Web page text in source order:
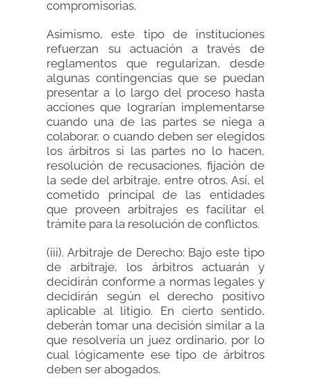
compromisorias.
Asimismo, este tipo de instituciones
refuerzan su actuación a través de
reglamentos que regularizan, desde
algunas contingencias que se puedan
presentar a lo largo del proceso hasta
acciones que lograrían implementarse
cuando una de las partes se niega a
colaborar, o cuando deben ser elegidos
los árbitros si las partes no lo hacen,
resolución de recusaciones, fijación de
la sede del arbitraje, entre otros. Así, el
cometido principal de las entidades
que proveen arbitrajes es facilitar el
trámite para la resolución de conflictos.
(iii). Arbitraje de Derecho: Bajo este tipo
de arbitraje, los árbitros actuarán y
decidirán conforme a normas legales y
decidirán según el derecho positivo
aplicable al litigio. En cierto sentido,
deberán tomar una decisión similar a la
que resolvería un juez ordinario, por lo
cual lógicamente ese tipo de árbitros
deben ser abogados.